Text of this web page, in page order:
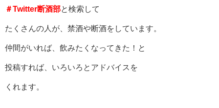
＃Twitter断酒部と検索して
たくさんの人が、禁酒や断酒をしています。
仲間がいれば、飲みたくなってきた！と
投稿すれば、いろいろとアドバイスを
くれます。